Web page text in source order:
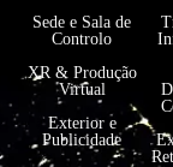
Sede e Sala de
Controlo
XR & Produção
Virtual
Exterior e
Publicidade